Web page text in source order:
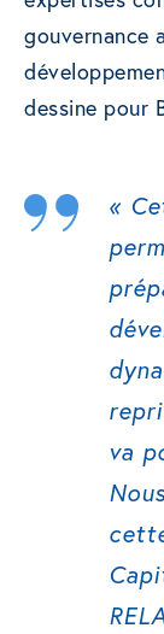
gouvernance
dessine pour
«
va